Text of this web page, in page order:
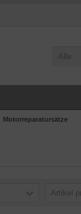
Alle
Motorreparatursätze
Artikel